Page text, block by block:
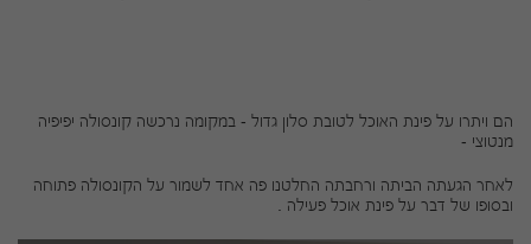
הם ויתרו על פינת האוכל לטובת סלון גדול - במקומה נרכשה קונסולה יפיפיה
מנטוצי -
לאחר הגעתה הביתה ורחבתה החלטנו פה אחד לשמור על הקונסולה פתוחה
ובסופו של דבר על פינת אוכל פעילה .